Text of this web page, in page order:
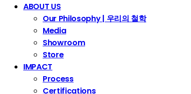
ABOUT US
Our Philosophy | 우리의 철학
Media
Showroom
Store
IMPACT
Process
Certifications